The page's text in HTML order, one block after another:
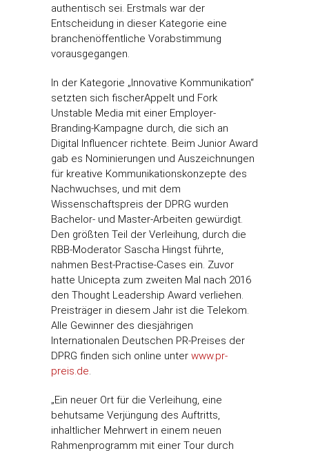
authentisch sei. Erstmals war der
Entscheidung in dieser Kategorie eine
branchenöffentliche Vorabstimmung
vorausgegangen.
In der Kategorie „Innovative Kommunikation“
setzten sich fischerAppelt und Fork
Unstable Media mit einer Employer-
Branding-Kampagne durch, die sich an
Digital Influencer richtete. Beim Junior Award
gab es Nominierungen und Auszeichnungen
für kreative Kommunikationskonzepte des
Nachwuchses, und mit dem
Wissenschaftspreis der DPRG wurden
Bachelor- und Master-Arbeiten gewürdigt.
Den größten Teil der Verleihung, durch die
RBB-Moderator Sascha Hingst führte,
nahmen Best-Practise-Cases ein. Zuvor
hatte Unicepta zum zweiten Mal nach 2016
den Thought Leadership Award verliehen.
Preisträger in diesem Jahr ist die Telekom.
Alle Gewinner des diesjährigen
Internationalen Deutschen PR-Preises der
DPRG finden sich online unter www.pr-
preis.de.
„Ein neuer Ort für die Verleihung, eine
behutsame Verjüngung des Auftritts,
inhaltlicher Mehrwert in einem neuen
Rahmenprogramm mit einer Tour durch